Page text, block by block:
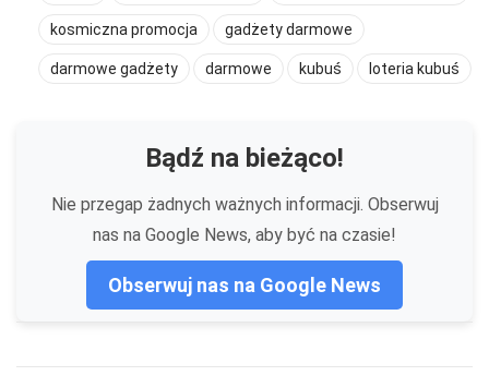
kosmiczna promocja gadżety darmowe
darmowe gadżety darmowe kubuś loteria kubuś
Bądź na bieżąco!
Nie przegap żadnych ważnych informacji. Obserwuj
nas na Google News, aby być na czasie!
Obserwuj nas na Google News